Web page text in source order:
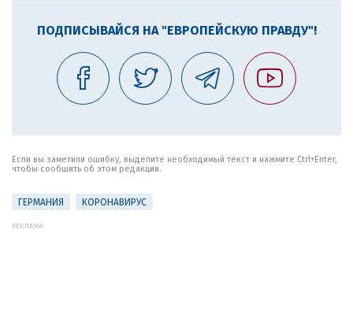
ПОДПИСЫВАЙСЯ НА "ЕВРОПЕЙСКУЮ ПРАВДУ"!
Если вы заметили ошибку, выделите необходимый текст и нажмите Ctrl+Enter,
чтобы сообщить об этом редакции.
ГЕРМАНИЯ КОРОНАВИРУС
РЕКЛАМА: